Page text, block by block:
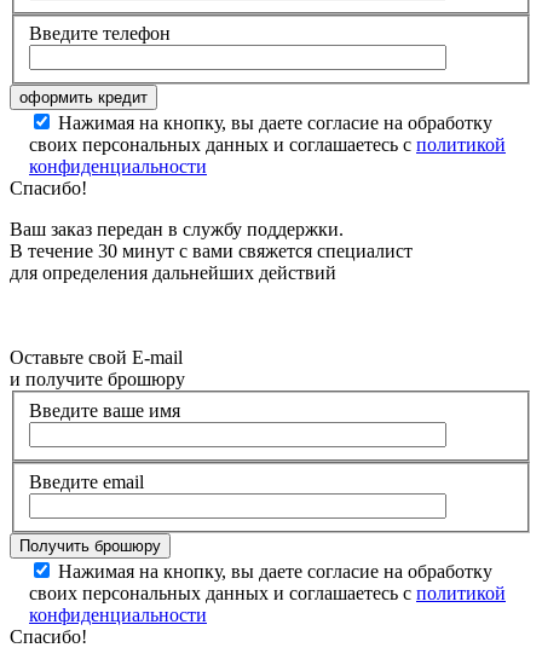
Введите телефон
Нажимая на кнопку, вы даете согласие на обработку
своих персональных данных и соглашаетесь с политикой
конфиденциальности
Спасибо!
Ваш заказ передан в службу поддержки.
В течение 30 минут с вами свяжется специалист
для определения дальнейших действий
Оставьте свой E-mail
и получите брошюру
Введите ваше имя
Введите email
Нажимая на кнопку, вы даете согласие на обработку
своих персональных данных и соглашаетесь с политикой
конфиденциальности
Спасибо!